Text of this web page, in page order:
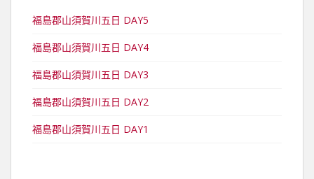
福島郡山須賀川五日 DAY5
福島郡山須賀川五日 DAY4
福島郡山須賀川五日 DAY3
福島郡山須賀川五日 DAY2
福島郡山須賀川五日 DAY1